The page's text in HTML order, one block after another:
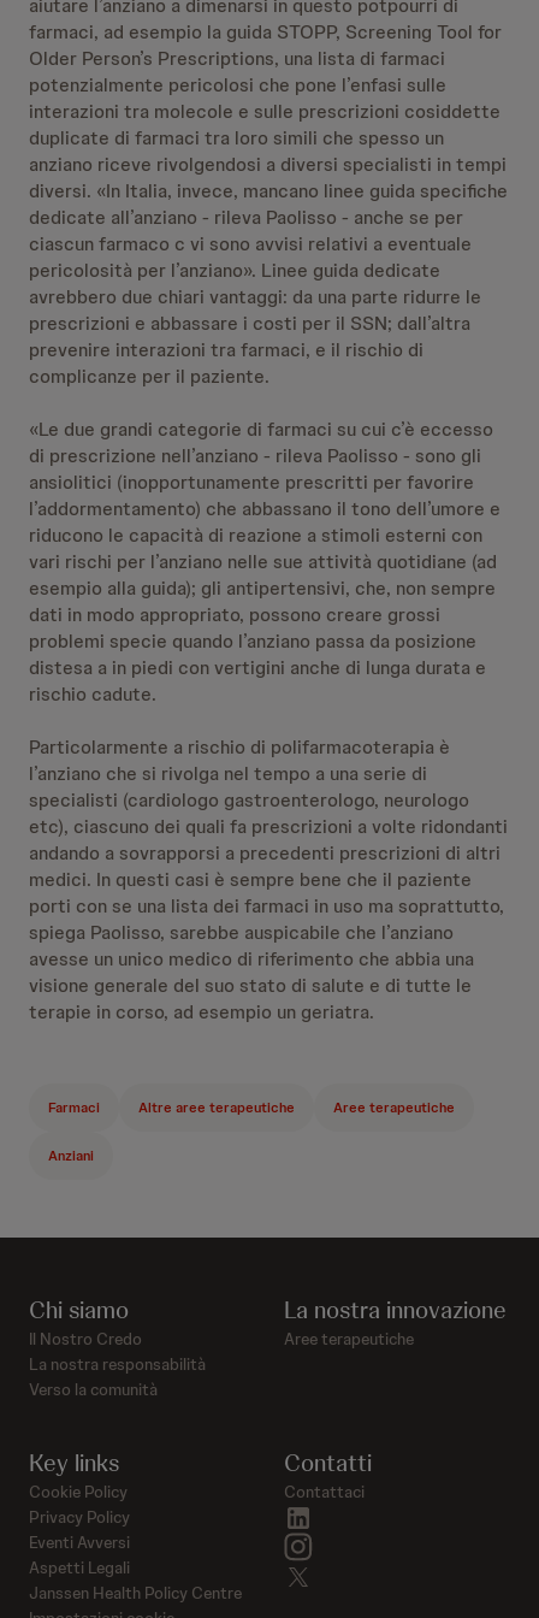
aiutare l’anziano a dimenarsi in questo potpourri di
farmaci, ad esempio la guida STOPP, Screening Tool for
Older Person’s Prescriptions, una lista di farmaci
potenzialmente pericolosi che pone l’enfasi sulle
interazioni tra molecole e sulle prescrizioni cosiddette
duplicate di farmaci tra loro simili che spesso un
anziano riceve rivolgendosi a diversi specialisti in tempi
diversi. «In Italia, invece, mancano linee guida specifiche
dedicate all’anziano - rileva Paolisso - anche se per
ciascun farmaco c vi sono avvisi relativi a eventuale
pericolosità per l’anziano». Linee guida dedicate
avrebbero due chiari vantaggi: da una parte ridurre le
prescrizioni e abbassare i costi per il SSN; dall’altra
prevenire interazioni tra farmaci, e il rischio di
complicanze per il paziente.
«Le due grandi categorie di farmaci su cui c’è eccesso
di prescrizione nell’anziano - rileva Paolisso - sono gli
ansiolitici (inopportunamente prescritti per favorire
l’addormentamento) che abbassano il tono dell’umore e
riducono le capacità di reazione a stimoli esterni con
vari rischi per l’anziano nelle sue attività quotidiane (ad
esempio alla guida); gli antipertensivi, che, non sempre
dati in modo appropriato, possono creare grossi
problemi specie quando l’anziano passa da posizione
distesa a in piedi con vertigini anche di lunga durata e
rischio cadute.
Particolarmente a rischio di polifarmacoterapia è
l’anziano che si rivolga nel tempo a una serie di
specialisti (cardiologo gastroenterologo, neurologo
etc), ciascuno dei quali fa prescrizioni a volte ridondanti
andando a sovrapporsi a precedenti prescrizioni di altri
medici. In questi casi è sempre bene che il paziente
porti con se una lista dei farmaci in uso ma soprattutto,
spiega Paolisso, sarebbe auspicabile che l’anziano
avesse un unico medico di riferimento che abbia una
visione generale del suo stato di salute e di tutte le
terapie in corso, ad esempio un geriatra.
Farmaci Altre aree terapeutiche Aree terapeutiche
Anziani
Chi siamo
Il Nostro Credo
La nostra responsabilità
Verso la comunità
La nostra innovazione
Aree terapeutiche
Contatti
Contattaci
Key links
Cookie Policy
Privacy Policy
Eventi Avversi
Aspetti Legali
Janssen Health Policy Centre